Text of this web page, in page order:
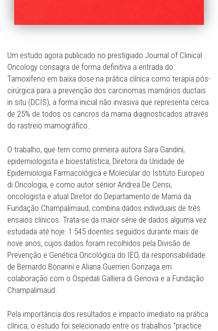
Um estudo agora publicado no prestigiado Journal of Clinical
Oncology consagra de forma definitiva a entrada do
Tamoxifeno em baixa dose na prática clínica como terapia pós-
cirúrgica para a prevenção dos carcinomas mamários ductais
in situ (DCIS), a forma inicial não invasiva que representa cerca
de 25% de todos os cancros da mama diagnosticados através
do rastreio mamográfico.
O trabalho, que tem como primeira autora Sara Gandini,
epidemiologista e bioestatística, Diretora da Unidade de
Epidemiologia Farmacológica e Molecular do Istituto Europeo
di Oncologia, e como autor sénior Andrea De Censi,
oncologista e atual Diretor do Departamento de Mama da
Fundação Champalimaud, combina dados individuais de três
ensaios clínicos. Trata-se da maior série de dados alguma vez
estudada até hoje: 1 545 doentes seguidos durante mais de
nove anos, cujos dados foram recolhidos pela Divisão de
Prevenção e Genética Oncológica do IEO, da responsabilidade
de Bernardo Bonanni e Aliana Guerrieri Gonzaga em
colaboração com o Ospedali Galliera di Genova e a Fundação
Champalimaud.
Pela importância dos resultados e impacto imediato na prática
clínica, o estudo foi selecionado entre os trabalhos “practice